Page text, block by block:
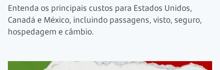
Entenda os principais custos para Estados Unidos,
Canadá e México, incluindo passagens, visto, seguro,
hospedagem e câmbio.